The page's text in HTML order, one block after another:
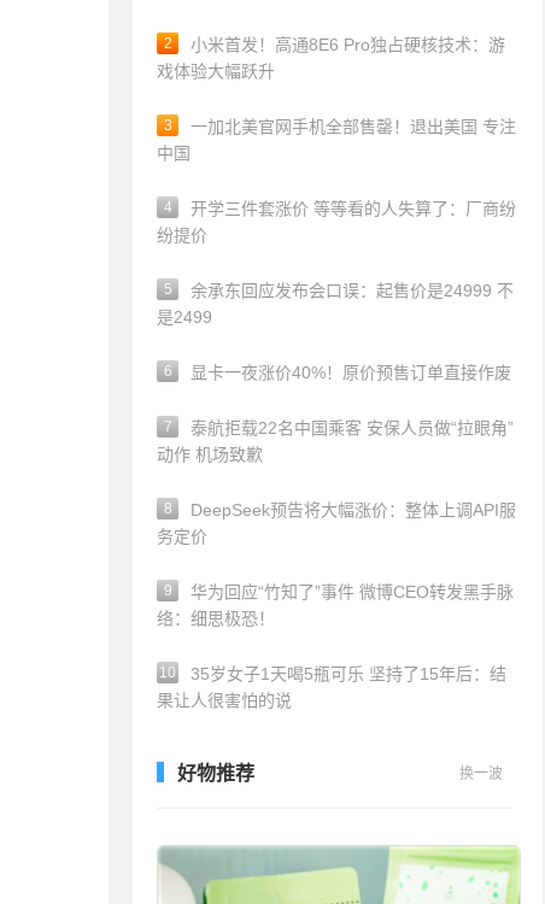
2
小米首发！高通8E6 Pro独占硬核技术：游
戏体验大幅跃升
3
一加北美官网手机全部售罄！退出美国 专注
中国
4
开学三件套涨价 等等看的人失算了：厂商纷
纷提价
5
余承东回应发布会口误：起售价是24999 不
是2499
6 显卡一夜涨价40%！原价预售订单直接作废
7
泰航拒载22名中国乘客 安保人员做“拉眼角”
动作 机场致歉
8
DeepSeek预告将大幅涨价：整体上调API服
务定价
9
华为回应“竹知了”事件 微博CEO转发黑手脉
络：细思极恐！
10
35岁女子1天喝5瓶可乐 坚持了15年后：结
果让人很害怕的说
好物推荐 换一波